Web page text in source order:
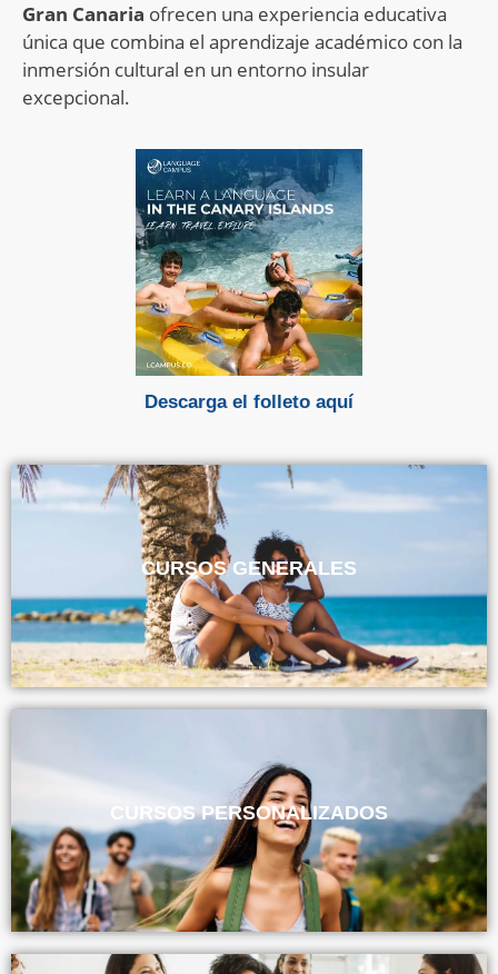
Gran Canaria ofrecen una experiencia educativa
única que combina el aprendizaje académico con la
inmersión cultural en un entorno insular
excepcional.
Descarga el folleto aquí
CURSOS GENERALES
CURSOS PERSONALIZADOS